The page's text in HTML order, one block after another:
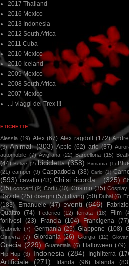
2017 Thailand
2016 Mexico
2013 Indonesia
2012 South Africa
2011 Cuba
2010 Mexico
2010 Iceland
2009 Mexico
2008 South Africa
2007 Mexico
...i viaggi del Trex !!!
ETICHETTE
Alessia (19) Alex (67) Alex ragdoll (172)
(3) Animali (303) Apple (62) arte (37)
automobile (7) Avigliana (22) Barcellona (15)
(44) Belize (2) bicicletta (358) Birmania (1)
(21) camper (9) Cappadocia (33) Carlo (1)
(593) cavallo (43) Chi si ricorda... (325)
(35) concerti (9) Corfù (10) Cosimo (35) Cosplay
Davide (25) disegni (57) diving (50) Dubai (6)
(183)
Emanuele (47) eventi (646) Fabrizio
Quattro (74) Federico (12) ferrata (18) Film
forlivesi (23) Francia (104) Francigena (77)
Gabriele (7) Germania (25) Giappone (108)
Ginevra (7) Giordania (26) Giorgia (12)
Grecia (229) Guatemala (6) Halloween (79)
Hip-Hop (3) Indonesia (284) Inghilterra
Artificiale
(271) Irlanda (96) Islanda